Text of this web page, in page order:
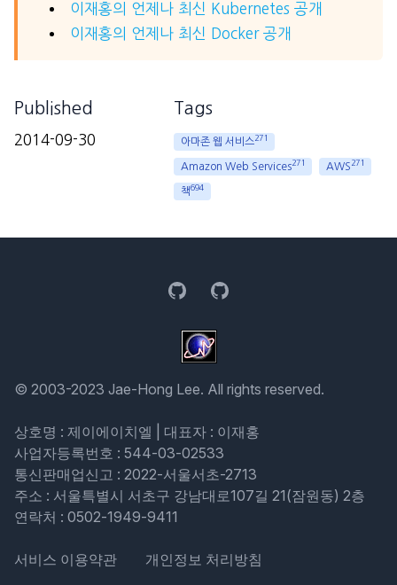
이재홍의 언제나 최신 Kubernetes 공개
이재홍의 언제나 최신 Docker 공개
Published
2014-09-30
Tags
아마존 웹 서비스271
Amazon Web Services271 AWS 271
책694
GitHub GitHub
© 2003-2023 Jae-Hong Lee. All rights reserved.
상호명 : 제이에이치엘 | 대표자 : 이재홍
사업자등록번호 : 544-03-02533
통신판매업신고 : 2022-서울서초-2713
주소 : 서울특별시 서초구 강남대로107길 21(잠원동) 2층
연락처 : 0502-1949-9411
서비스 이용약관 개인정보 처리방침